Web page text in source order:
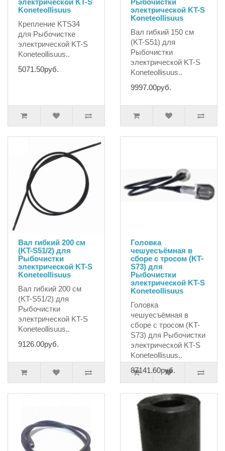
электрической KT-S
Koneteollisuus
Крепление KTS34
для Рыбочистке
электрической KT-S
Koneteollisuus..
5071.50руб.
Рыбочистки
электрической KT-S
Koneteollisuus
Вал гибкий 150 см
(KT-S51) для
Рыбочистки
электрической KT-S
Koneteollisuus..
9997.00руб.
Вал гибкий 200 см
(KT-S51/2) для
Рыбочистки
электрической KT-S
Koneteollisuus
Вал гибкий 200 см
(KT-S51/2) для
Рыбочистки
электрической KT-S
Koneteollisuus..
9126.00руб.
Головка
чешуесъёмная в
сборе с тросом (KT-
S73) для
Рыбочистки
электрической KT-S
Koneteollisuus
Головка
чешуесъёмная в
сборе с тросом (KT-
S73) для Рыбочистки
электрической KT-S
Koneteollisuus..
87141.60руб.